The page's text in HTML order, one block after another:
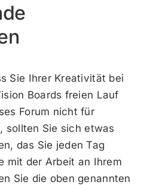
Sie Ihrer Kreativität bei
Boards freien Lauf
Forum nicht für
sollten Sie sich etwas
das Sie jeden Tag
mit der Arbeit an Ihrem
Sie die oben genannten